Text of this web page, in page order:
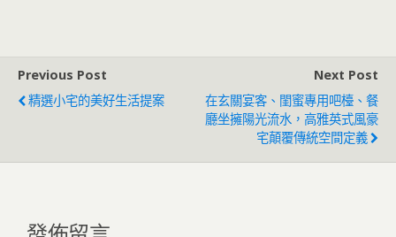
Previous Post
精選小宅的美好生活提案
Next Post
在玄關宴客、閨蜜專用吧檯、餐
廳坐擁陽光流水，高雅英式風豪
宅顛覆傳統空間定義